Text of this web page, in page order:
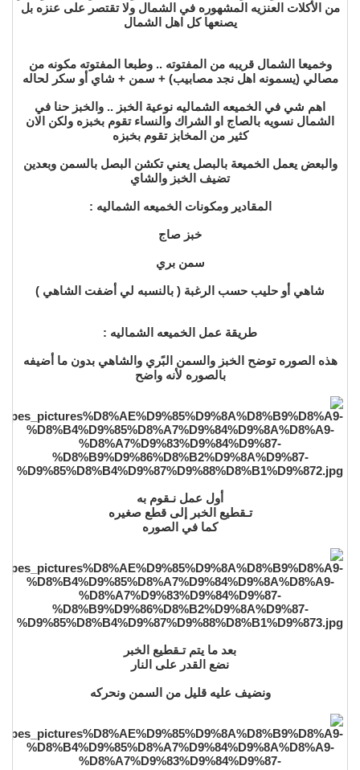
من الأكلات العنزيه المشهوره في الشمال ولا تقتصر على عنزه بل
يصنعها كل اهل الشمال
وخميعا الشمال قريبه من المفتوته .. وطبعا المفتوته مكونه من
مصالي (يسمونه اهل نجد مصابيب) + سمن + شاي أو سكر لحاله
اهم شي في الخميعه الشماليه نوعية الخبز .. والخبز حنا في
الشمال نسويه بالصاج او الشراك والنساء تقوم بخبزه ولكن الان
كثير من المخابز تقوم بخبزه
والبعض يعمل الخميعة بالبصل يعني تكشن البصل بالسمن وبعدين
تضيف الخبز والشاي
المقادير ومكونات الخميعه الشماليه :
خبز صاج
سمن بري
شاهي أو حليب حسب الرغبة ( بالنسبه لي أضفت الشاهي )
طريقة عمل الخميعه الشماليه :
هذه الصوره توضح الخبز والسمن البًري والشاهي بدون ما أضيفه
بالصوره لأنه واضح
أول عمل نـقوم به
تـقطيع الخبر إلى قطع صغيره
كما في الصوره
بعد ما يتم تـقطيع الخبر
نضع القدر على النار
ونضيف عليه قليل من السمن ونحركه